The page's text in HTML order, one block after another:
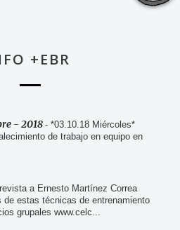
+EBR
- 2018 - *03.10.18 Miércoles*
de trabajo en equipo en
a Ernesto Martínez Correa
de estas técnicas de entrenamiento
grupales www.celc...